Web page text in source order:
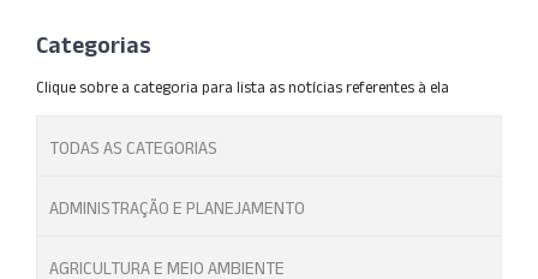
Categorias
Clique sobre a categoria para lista as notícias referentes à ela
TODAS AS CATEGORIAS
ADMINISTRAÇÃO E PLANEJAMENTO
AGRICULTURA E MEIO AMBIENTE